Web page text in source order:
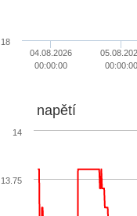
04.08.2026
00:00:00
00:00:00
18
napětí
13.75
14